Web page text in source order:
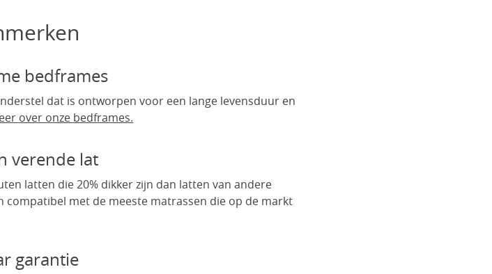
bedframes
dat is ontworpen voor een lange levensduur en
over onze bedframes.
verende lat
latten die 20% dikker zijn dan latten van andere
met de meeste matrassen die op de markt
garantie